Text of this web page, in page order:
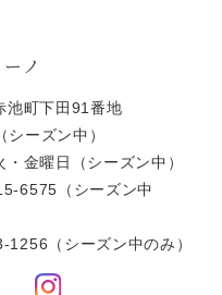
ノ
池町下田91番地
ーズン中）
金曜日（シーズン中）
6575 （シーズン中
1256 （シーズン中のみ）